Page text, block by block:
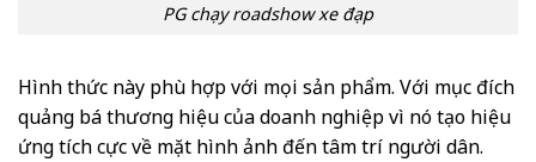
PG chạy roadshow xe đạp
Hình thức này phù hợp với mọi sản phẩm. Với mục đích
quảng bá thương hiệu của doanh nghiệp vì nó tạo hiệu
ứng tích cực về mặt hình ảnh đến tâm trí người dân.